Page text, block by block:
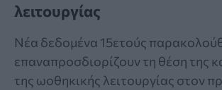
λειτουργίας
Νέα δεδομένα 15ετούς
επαναπροσδιορίζουν τη θέση της
της ωοθηκικής λειτουργίας στον